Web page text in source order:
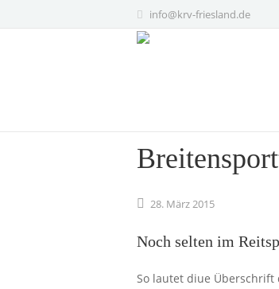
info@krv-friesland.de
28. März2015
Noch selten im
So lautet diue Überschrift